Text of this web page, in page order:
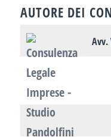
AUTORE DEI
Avv.